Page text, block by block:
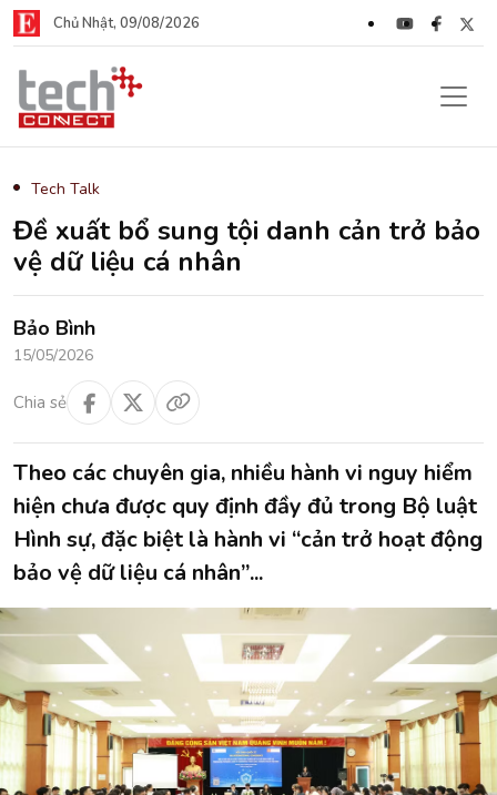
Chủ Nhật, 09/08/2026
Tech Talk
Đề xuất bổ sung tội danh cản trở bảo
vệ dữ liệu cá nhân
Bảo Bình
15/05/2026
Chia sẻ
Theo các chuyên gia, nhiều hành vi nguy hiểm
hiện chưa được quy định đầy đủ trong Bộ luật
Hình sự, đặc biệt là hành vi “cản trở hoạt động
bảo vệ dữ liệu cá nhân”...